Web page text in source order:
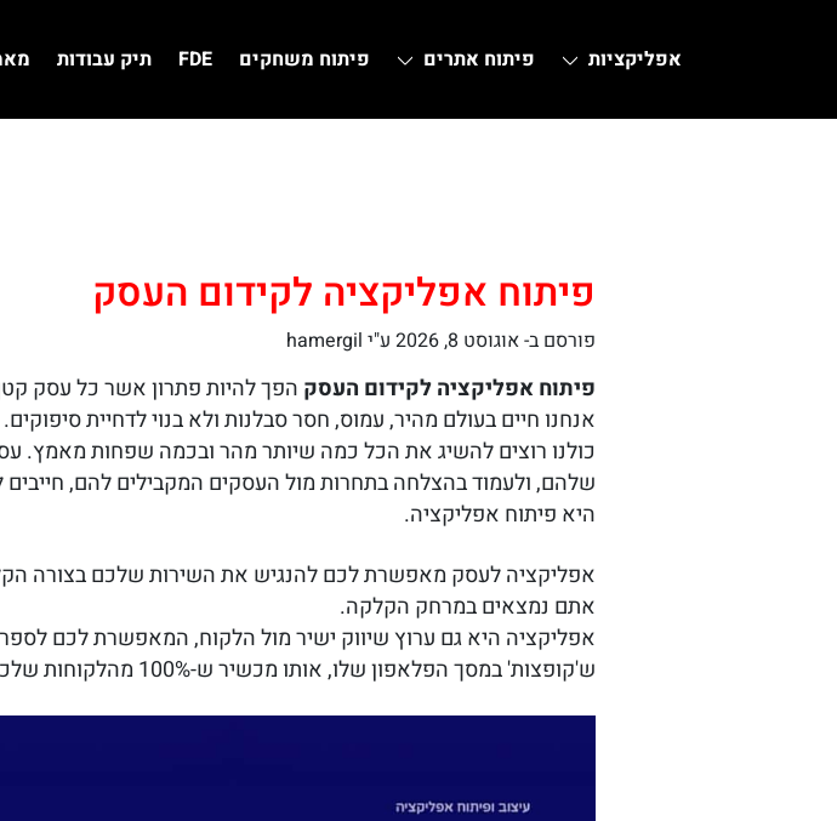
אפליקציות פיתוח אתרים פיתוח משחקים FDE תיק עבודות
פיתוח אפליקציה לקידום העסק
פורסם ב-אוגוסט 8, 2026 ע"י hamergil
פיתוח אפליקציה לקידום העסק הפך להיות פתרון אשר כל עסק קטן,
אנחנו חיים בעולם מהיר, עמוס, חסר סבלנות ולא בנוי לדחיית סיפוקים.
כולנו רוצים להשיג את הכל כמה שיותר מהר ובכמה שפחות מאמץ.
שלהם, ולעמוד בהצלחה בתחרות מול העסקים המקבילים להם, חייבים
היא פיתוח אפליקציה.
אפליקציה לעסק מאפשרת לכם להנגיש את השירות שלכם בצורה
אתם נמצאים במרחק הקלקה.
אפליקציה היא גם ערוץ שיווק ישיר מול הלקוח, המאפשרת לכם לספר
ש'קופצות' במסך הפלאפון שלו, אותו מכשיר ש-100% מהלקוחות שלכם לא מורידים ממנו את העיניים רוב היום.